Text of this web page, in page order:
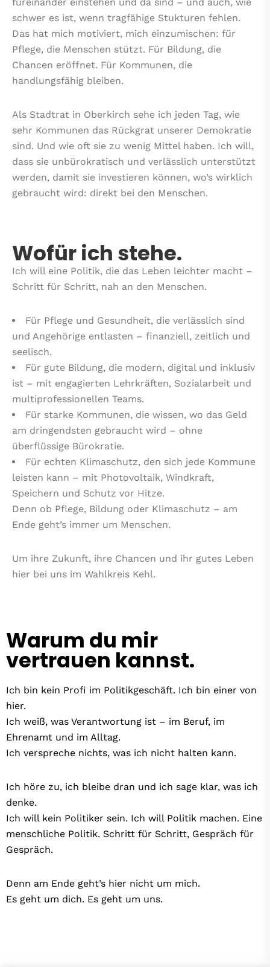
schwer es ist, wenn tragfähige Stukturen fehlen.
Das hat mich motiviert, mich einzumischen: für
Pflege, die Menschen stützt. Für Bildung, die
Chancen eröffnet. Für Kommunen, die
handlungsfähig bleiben.
Als Stadtrat in Oberkirch sehe ich jeden Tag, wie
sehr Kommunen das Rückgrat unserer Demokratie
sind. Und wie oft sie zu wenig Mittel haben. Ich will,
dass sie unbürokratisch und verlässlich unterstützt
werden, damit sie investieren können, wo’s wirklich
gebraucht wird: direkt bei den Menschen.
Wofür ich stehe.
Ich will eine Politik, die das Leben leichter macht –
Schritt für Schritt, nah an den Menschen.
Für Pflege und Gesundheit, die verlässlich sind
und Angehörige entlasten – finanziell, zeitlich und
seelisch.
Für gute Bildung, die modern, digital und inklusiv
ist – mit engagierten Lehrkräften, Sozialarbeit und
multiprofessionellen Teams.
Für starke Kommunen, die wissen, wo das Geld
am dringendsten gebraucht wird – ohne
überflüssige Bürokratie.
Für echten Klimaschutz, den sich jede Kommune
leisten kann – mit Photovoltaik, Windkraft,
Speichern und Schutz vor Hitze.
Denn ob Pflege, Bildung oder Klimaschutz – am
Ende geht’s immer um Menschen.
Um ihre Zukunft, ihre Chancen und ihr gutes Leben
hier bei uns im Wahlkreis Kehl.
Warum du mir
vertrauen kannst.
Ich bin kein Profi im Politikgeschäft. Ich bin einer von
hier.
Ich weiß, was Verantwortung ist – im Beruf, im
Ehrenamt und im Alltag.
Ich verspreche nichts, was ich nicht halten kann.
Ich höre zu, ich bleibe dran und ich sage klar, was ich
denke.
Ich will kein Politiker sein. Ich will Politik machen. Eine
menschliche Politik. Schritt für Schritt, Gespräch für
Gespräch.
Denn am Ende geht’s hier nicht um mich.
Es geht um dich. Es geht um uns.